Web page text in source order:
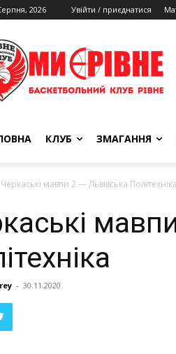
2026 Увійти / приєднатися
КЛУБ ЗМАГАННЯ
Черкаські мавпи 2 — Львівська Політехніка
- 30.11.2020